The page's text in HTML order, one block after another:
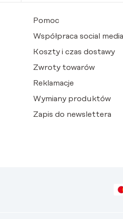
Pomoc
Współpraca social media
Koszty i czas dostawy
Zwroty towarów
Reklamacje
Wymiany produktów
Zapis do newslettera